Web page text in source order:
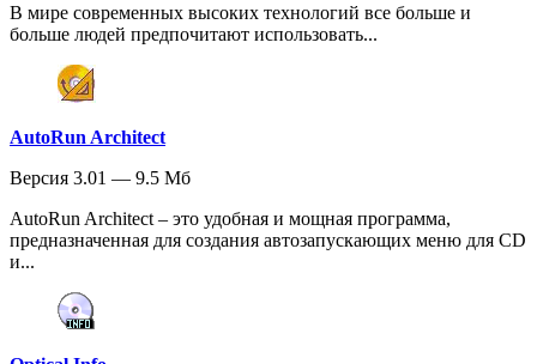
В мире современных высоких технологий все больше и
больше людей предпочитают использовать...
AutoRun Architect
Версия 3.01 — 9.5 Мб
AutoRun Architect – это удобная и мощная программа,
предназначенная для создания автозапускающих меню для CD
и...